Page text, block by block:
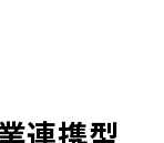
連携型